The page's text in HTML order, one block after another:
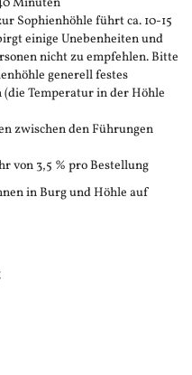
Sophienhöhle führt ca. 10-15
einige Unebenheiten und
nicht zu empfehlen. Bitte
generell festes
Temperatur in der Höhle
zwischen den Führungen
von 3,5 % pro Bestellung
in Burg und Höhle auf